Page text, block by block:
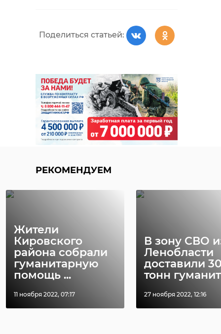
Поделиться статьей:
РЕКОМЕНДУЕМ
Жители
Кировского
района собрали
гуманитарную
помощь ...
11 ноября 2022, 07:17
В зону СВО
Ленобласти
доставили
тонн
27 ноября 2022, 12:16